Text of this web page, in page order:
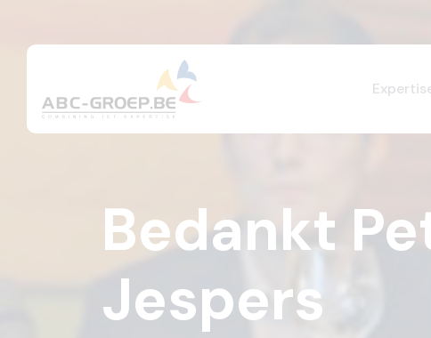
Bedankt
Jespers